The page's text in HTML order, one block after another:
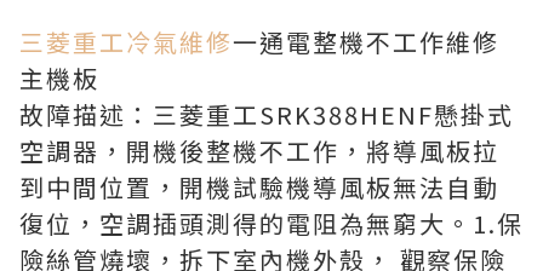
三菱重工冷氣維修一通電整機不工作維修
主機板
故障描述：三菱重工SRK388HENF懸掛式
空調器，開機後整機不工作，將導風板拉
到中間位置，開機試驗機導風板無法自動
復位，空調插頭測得的電阻為無窮大。1.保
險絲管燒壞，拆下室內機外殼， 觀察保險